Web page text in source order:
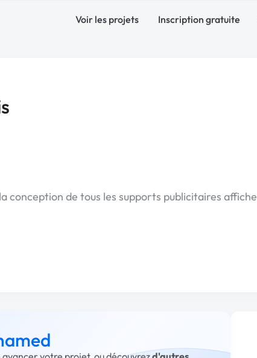
Voir les projets Inscription gratuite
conception de tous les supports publicitaires affiche